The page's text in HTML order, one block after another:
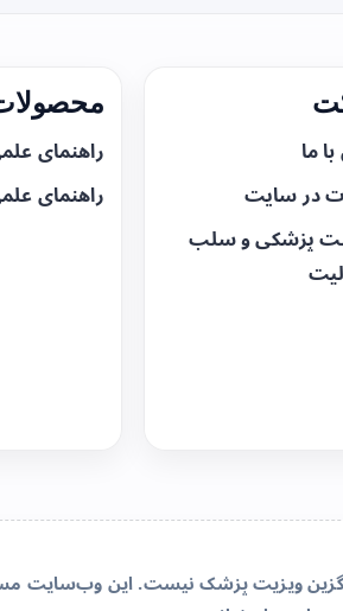
ما
در سایت
پزشکی و سلب
راهنمای
راهنمای
ویزیت پزشک نیست. این وب‌سایت